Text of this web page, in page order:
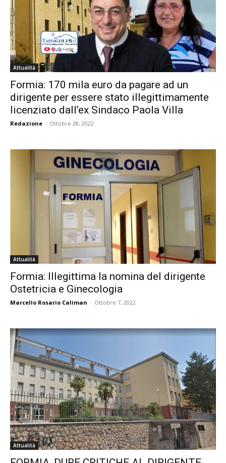
Attualità
Formia: 170 mila euro da pagare ad un
dirigente per essere stato illegittimamente
licenziato dall’ex Sindaco Paola Villa
Redazione - Ottobre 28, 2022
Attualità
Formia: Illegittima la nomina del dirigente
Ostetricia e Ginecologia
Marcello Rosario Caliman - Ottobre 7, 2022
Attualità